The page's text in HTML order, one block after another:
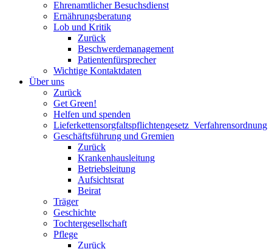
Ehrenamtlicher Besuchsdienst
Ernährungsberatung
Lob und Kritik
Zurück
Beschwerdemanagement
Patientenfürsprecher
Wichtige Kontaktdaten
Über uns
Zurück
Get Green!
Helfen und spenden
Lieferkettensorgfaltspflichtengesetz_Verfahrensordnung
Geschäftsführung und Gremien
Zurück
Krankenhausleitung
Betriebsleitung
Aufsichtsrat
Beirat
Träger
Geschichte
Tochtergesellschaft
Pflege
Zurück